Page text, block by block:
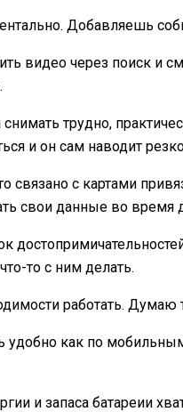
Добавляешь
видео через поиск и
трудно,
и он сам наводит
связано с картами
свои данные во
то с ним делать.
работать.
удобно как по
и запаса батареии